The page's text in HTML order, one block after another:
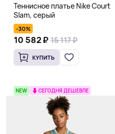
Теннисное платье Nike Court
Slam, серый
-30%
10 582 ₽ 15 117 ₽
КУПИТЬ
NEW СЕГОДНЯ ДЕШЕВЛЕ